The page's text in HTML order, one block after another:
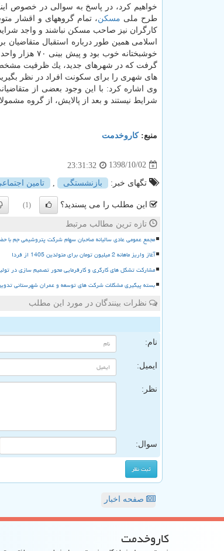
خواهیم كرد، در پاسخ به سوالی در خصوص
طرح ملی مسكن، تمام گروههای و اقشار
كارگران نیز صاحب مسكن نباشند و واجد
اسلامی همین طور درباره استقبال
خوشبختانه
گرفت كه در شهرهای جدید، یك ظرفیت مشخص
های شهری را برای سكونت افراد در نظر
وی اشاره كرد: با این وجود بعضی از
شرایط نیستند و بعد از پالایش، از گروه
منبع:كاروخدمت
1398/10/02
23:31:32
تگهای خبر: بازنشستگی تامین
این مطلب را می پسندید؟ (1)
تازه ترین مطالب مرتبط
مجمع عمومی عادی سالیانه صاحبان سهام شرکت پتروشیمی جم با
آغاز واریز ماهانه 2 میلیون تومان برای متولدین 1405 از فردا
مشارکت تشکل های کارگری و کارفرمایی محور تصمیم سازی در
بسته پیگیری مشکلات شرکت های توسعه و عمران شهرستانی
نظرات بینندگان در مورد این مطلب
نام:
ایمیل:
نظر:
سوال:
صفحه اخبار
كاروخدمت